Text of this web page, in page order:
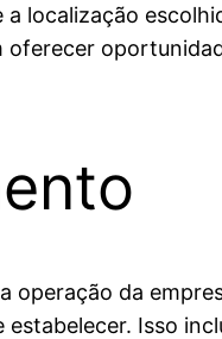
localização
da
Isso